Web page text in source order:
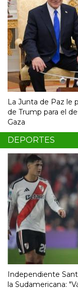
La Junta de Paz le
de Trump para el
Gaza
DEPORTES
Independiente
la Sudamericana: